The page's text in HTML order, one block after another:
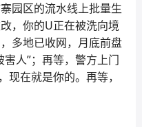
园区的流水线上批量生
，你的U正在被洗向境
多地已收网，月底前盘
人”；再等，警方上门
现在就是你的。再等，